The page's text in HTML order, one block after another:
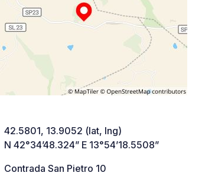
42.5801, 13.9052 (lat, lng)
N 42°34’48.324” E 13°54’18.5508”
Contrada San Pietro 10